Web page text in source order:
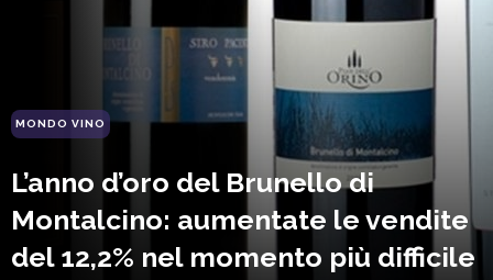
MONDO VINO
L’anno d’oro del Brunello di
Montalcino: aumentate le vendite
del 12,2% nel momento più difficile